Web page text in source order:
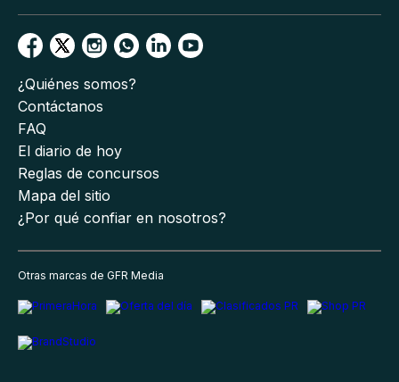
¿Quiénes somos?
Contáctanos
FAQ
El diario de hoy
Reglas de concursos
Mapa del sitio
¿Por qué confiar en nosotros?
Otras marcas de GFR Media